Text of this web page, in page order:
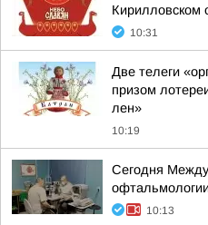
Кирилловском
10:31
Две телеги
призом
лен»
10:19
Сегодня
10:13